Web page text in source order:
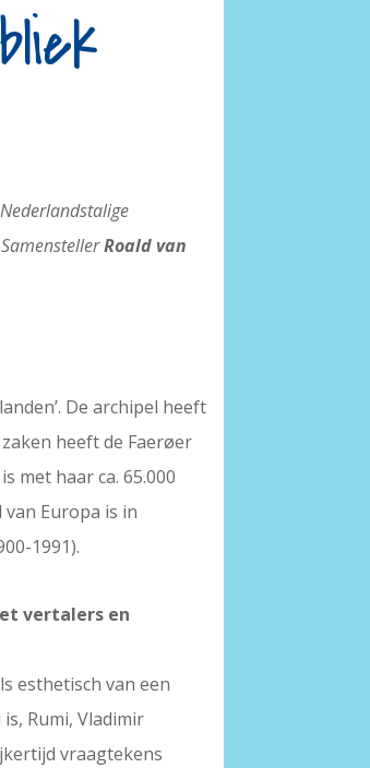
Roald van
De archipel heeft
heeft de Faerøer
met haar ca. 65.000
Europa is in
1991).
vertalers en
esthetisch van een
Rumi, Vladimir
vraagtekens